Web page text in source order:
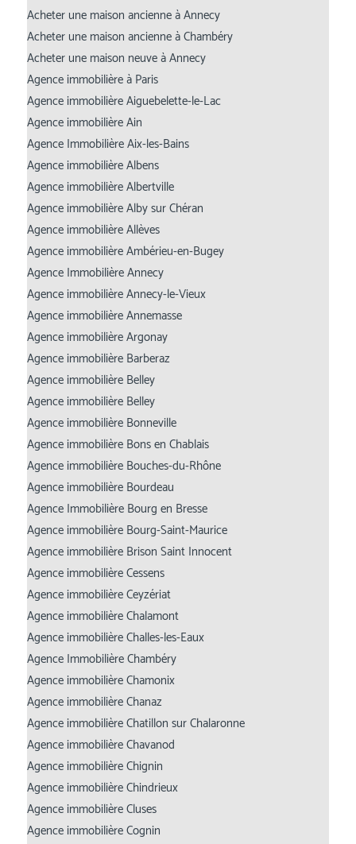
Acheter une maison ancienne à Annecy
Acheter une maison ancienne à Chambéry
Acheter une maison neuve à Annecy
Agence immobilière à Paris
Agence immobilière Aiguebelette-le-Lac
Agence immobilière Ain
Agence Immobilière Aix-les-Bains
Agence immobilière Albens
Agence immobilière Albertville
Agence immobilière Alby sur Chéran
Agence immobilière Allèves
Agence immobilière Ambérieu-en-Bugey
Agence Immobilière Annecy
Agence immobilière Annecy-le-Vieux
Agence immobilière Annemasse
Agence immobilière Argonay
Agence immobilière Barberaz
Agence immobilière Belley
Agence immobilière Belley
Agence immobilière Bonneville
Agence immobilière Bons en Chablais
Agence immobilière Bouches-du-Rhône
Agence immobilière Bourdeau
Agence Immobilière Bourg en Bresse
Agence immobilière Bourg-Saint-Maurice
Agence immobilière Brison Saint Innocent
Agence immobilière Cessens
Agence immobilière Ceyzériat
Agence immobilière Chalamont
Agence immobilière Challes-les-Eaux
Agence Immobilière Chambéry
Agence immobilière Chamonix
Agence immobilière Chanaz
Agence immobilière Chatillon sur Chalaronne
Agence immobilière Chavanod
Agence immobilière Chignin
Agence immobilière Chindrieux
Agence immobilière Cluses
Agence immobilière Cognin